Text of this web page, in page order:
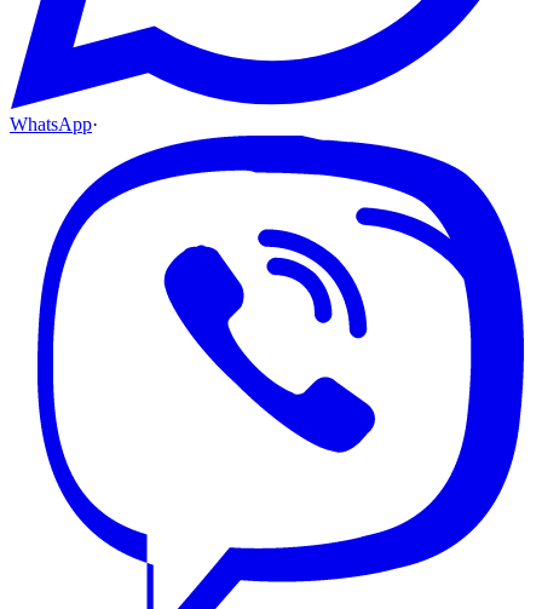
WhatsApp·